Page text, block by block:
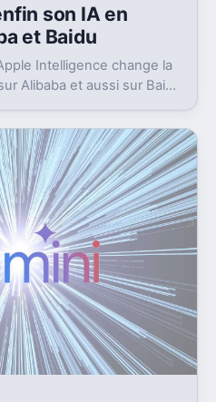
son IA en
et Baidu
Intelligence change la
Alibaba et aussi sur Baidu